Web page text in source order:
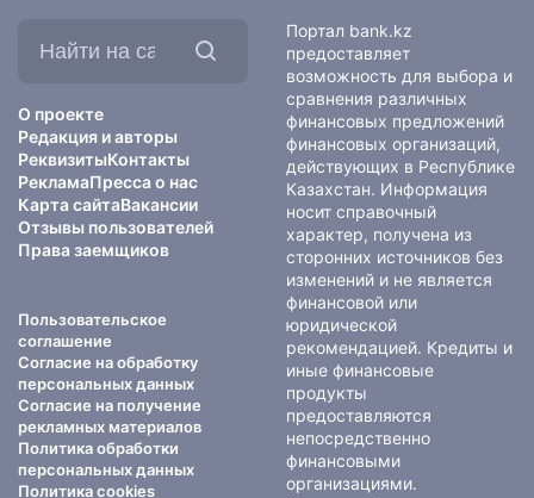
О проекте
Редакция и авторы
РеквизитыКонтакты
РекламаПресса о нас
Карта сайтаВакансии
Отзывы пользователей
Права заемщиков
Пользовательское
соглашение
Согласие на обработку
персональных данных
Согласие на получение
рекламных материалов
Политика обработки
персональных данных
Политика cookies
Портал bank.kz
предоставляет
возможность для выбора и
сравнения различных
финансовых предложений
финансовых организаций,
действующих в Республике
Казахстан. Информация
носит справочный
характер, получена из
сторонних источников без
изменений и не является
финансовой или
юридической
рекомендацией. Кредиты и
иные финансовые
продукты
предоставляются
непосредственно
финансовыми
организациями.